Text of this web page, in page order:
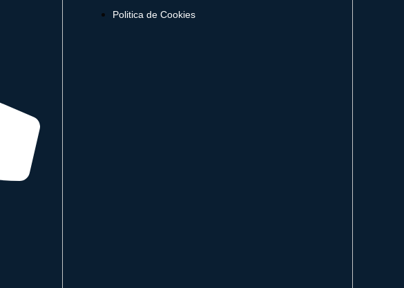
Politica de Cookies